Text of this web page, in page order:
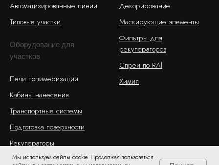
Автоматизированные линии
Типовые участки
Оборудование для
участков
Печи полимеризации
Кабины нанесения
Транспортные системы
Подготовка поверхности
Рекуператоры
Декорирование
Маскирующие элементы
Фильтры для
рекуператоров
Спреи по RAl
Химия
Мы используем файлы cookie. Продолжая пользоваться